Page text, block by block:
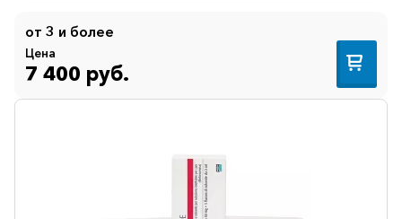
от 3 и более
Цена
7 400 руб.